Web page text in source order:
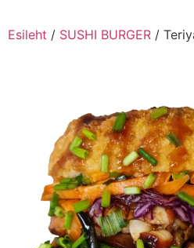
Esileht / SUSHI BURGER /